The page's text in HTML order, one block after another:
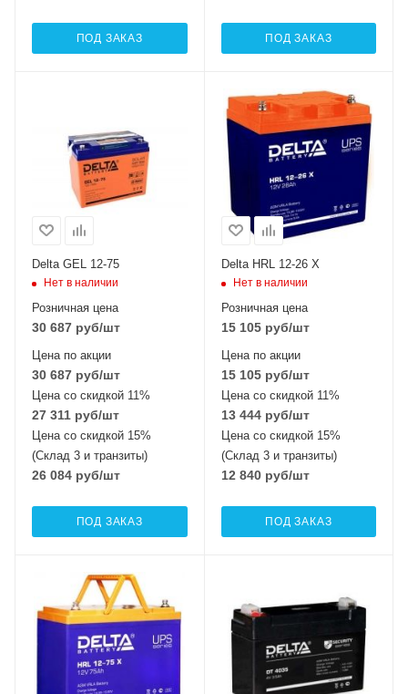
ПОД ЗАКАЗ ПОД ЗАКАЗ
Delta GEL 12-75
Нет в наличии
Розничная цена
30 687 руб/шт
Цена по акции
30 687 руб/шт
Цена со скидкой 11%
27 311 руб/шт
Цена со скидкой 15%
(Склад 3 и транзиты)
26 084 руб/шт
ПОД ЗАКАЗ
Delta HRL 12-26 X
Нет в наличии
Розничная цена
15 105руб/шт
Цена по акции
15 105руб/шт
Цена со скидкой 11%
13 444руб/шт
Цена со скидкой 15%
(Склад 3 и транзиты)
12 840руб/шт
ПОД ЗАКАЗ